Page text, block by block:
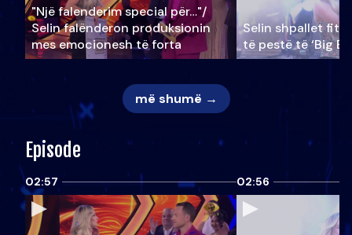
"Një falenderim special për…"/
Selin falënderon produksionin
mes emocionesh të forta
Selin shpallet
të pestë të ‘Big
më shumë →
Episode
02:57 02:56